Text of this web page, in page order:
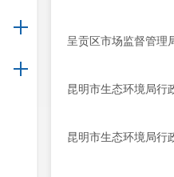
呈贡区市场监督管理
昆明市生态环境局行
昆明市生态环境局行